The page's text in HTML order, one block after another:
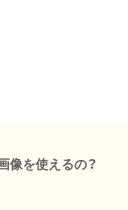
像を使えるの？